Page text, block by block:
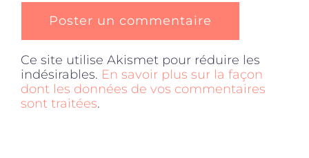
Ce site utilise Akismet pour réduire les
indésirables. En savoir plus sur la façon
dont les données de vos commentaires
sont traitées.